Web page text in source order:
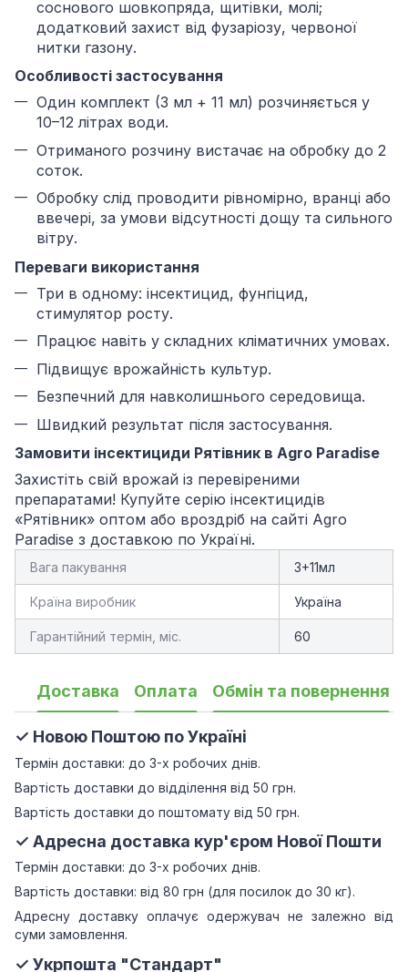
соснового шовкопряда, щитівки, молі;
додатковий захист від фузаріозу, червоної
нитки газону.
Особливості застосування
Один комплект (3 мл + 11 мл) розчиняється у
10–12 літрах води.
Отриманого розчину вистачає на обробку до 2
соток.
Обробку слід проводити рівномірно, вранці або
ввечері, за умови відсутності дощу та сильного
вітру.
Переваги використання
Три в одному: інсектицид, фунгіцид,
стимулятор росту.
Працює навіть у складних кліматичних умовах.
Підвищує врожайність культур.
Безпечний для навколишнього середовища.
Швидкий результат після застосування.
Замовити інсектициди Рятівник в Agro Paradise
Захистіть свій врожай із перевіреними
препаратами! Купуйте серію інсектицидів
«Рятівник» оптом або вроздріб на сайті Agro
Paradise з доставкою по Україні.
Вага пакування 3+11мл
Країна виробник Україна
Гарантійний термін, міс. 60
Доставка Оплата Обмін та повернення
✓ Новою Поштою по Україні
Термін доставки: до 3-х робочих днів.
Вартість доставки до відділення від 50 грн.
Вартість доставки до поштомату від 50 грн.
✓ Адресна доставка кур'єром Нової Пошти
Термін доставки: до 3-х робочих днів.
Вартість доставки: від 80 грн (для посилок до 30 кг).
Адресну доставку оплачує одержувач не залежно від
суми замовлення.
✓ Укрпошта "Стандарт"